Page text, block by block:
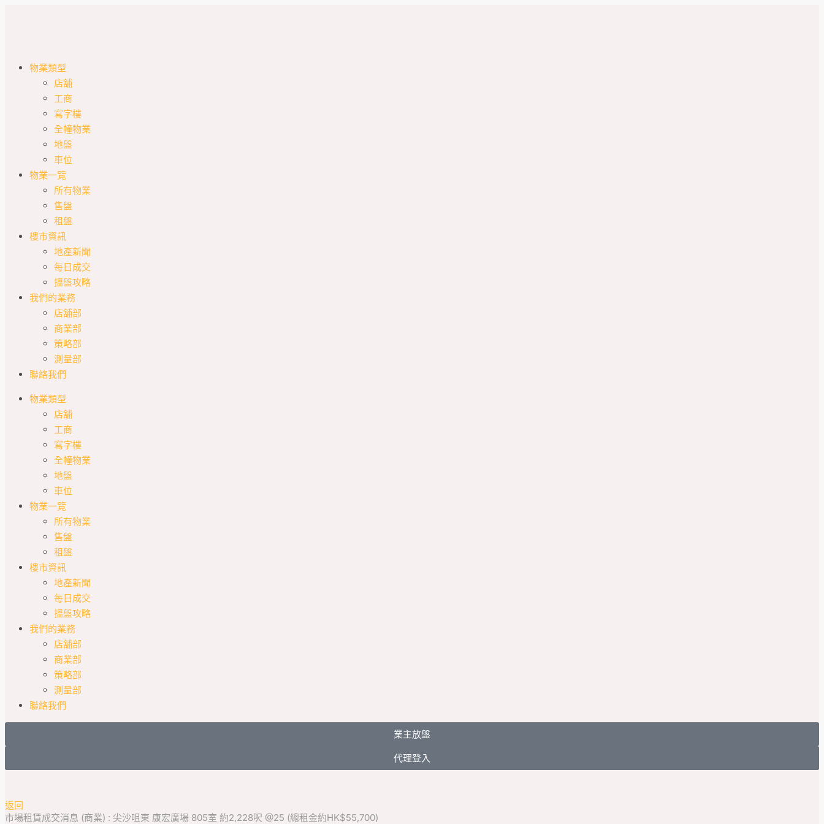
物業類型
店舖
工商
寫字樓
全幢物業
地盤
車位
物業一覽
所有物業
售盤
租盤
樓市資訊
地產新聞
每日成交
搵盤攻略
我們的業務
店舖部
商業部
策略部
測量部
聯絡我們
物業類型
店舖
工商
寫字樓
全幢物業
地盤
車位
物業一覽
所有物業
售盤
租盤
樓市資訊
地產新聞
每日成交
搵盤攻略
我們的業務
店舖部
商業部
策略部
測量部
聯絡我們
業主放盤
代理登入
返回
市場租賃成交消息 (商業) : 尖沙咀東 康宏廣場 805室 約2,228呎 @25 (總租金約HK$55,700)